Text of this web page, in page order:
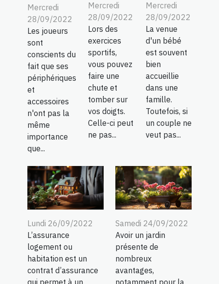
Mercredi
28/09/2022
Les joueurs
sont
conscients du
fait que ses
périphériques
et
accessoires
n'ont pas la
même
importance
que...
Mercredi
28/09/2022
Lors des
exercices
sportifs,
vous pouvez
faire une
chute et
tomber sur
vos doigts.
Celle-ci peut
ne pas...
Mercredi
28/09/2022
La venue
d'un bébé
est souvent
bien
accueillie
dans une
famille.
Toutefois, si
un couple ne
veut pas...
Lundi 26/09/2022
L’assurance
logement ou
habitation est un
contrat d’assurance
qui permet à un
Samedi 24/09/2022
Avoir un jardin
présente de
nombreux
avantages,
notamment pour la